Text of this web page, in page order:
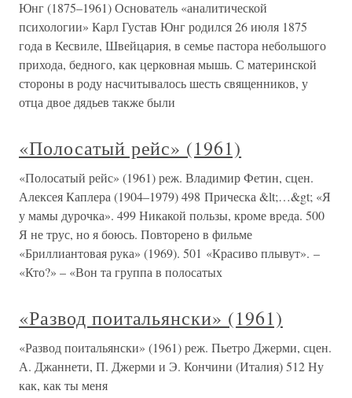
Юнг (1875–1961) Основатель «аналитической
психологии» Карл Густав Юнг родился 26 июля 1875
года в Кесвиле, Швейцария, в семье пастора небольшого
прихода, бедного, как церковная мышь. С материнской
стороны в роду насчитывалось шесть священников, у
отца двое дядьев также были
«Полосатый рейс» (1961)
«Полосатый рейс» (1961) реж. Владимир Фетин, сцен.
Алексея Каплера (1904–1979) 498 Прическа &lt;…&gt; «Я
у мамы дурочка». 499 Никакой пользы, кроме вреда. 500
Я не трус, но я боюсь. Повторено в фильме
«Бриллиантовая рука» (1969). 501 «Красиво плывут». –
«Кто?» – «Вон та группа в полосатых
«Развод поитальянски» (1961)
«Развод поитальянски» (1961) реж. Пьетро Джерми, сцен.
А. Джаннети, П. Джерми и Э. Кончини (Италия) 512 Ну
как, как ты меня